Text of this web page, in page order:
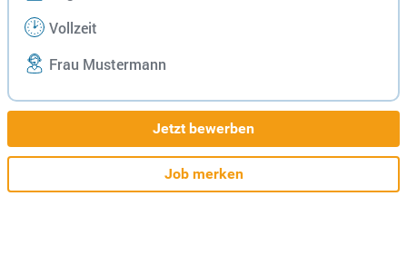
Vollzeit
Frau Mustermann
Jetzt bewerben
Job merken